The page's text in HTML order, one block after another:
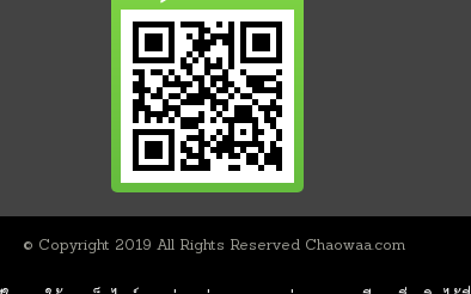
© Copyright 2019 All Rights Reserved Chaowaa.com